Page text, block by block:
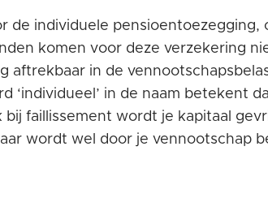
de individuele
komen voor deze verzekering
in de
‘individueel’ in de naam betekent
faillissement wordt je kapitaal
wordt wel door je vennootschap